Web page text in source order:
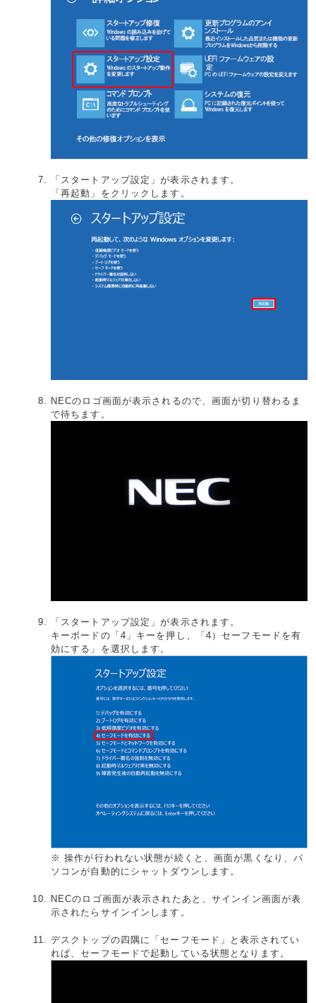
「スタートアップ設定」が表示されます。
「再起動」をクリックします。
NECのロゴ画面が表示されるので、画面が切り替わるま
で待ちます。
「スタートアップ設定」が表示されます。
キーボードの「4」キーを押し、「4）セーフモードを有
効にする」を選択します。
※ 操作が行われない状態が続くと、画面が黒くなり、パ
ソコンが自動的にシャットダウンします。
NECのロゴ画面が表示されたあと、サインイン画面が表
示されたらサインインします。
デスクトップの四隅に「セーフモード」と表示されてい
れば、セーフモードで起動している状態となります。